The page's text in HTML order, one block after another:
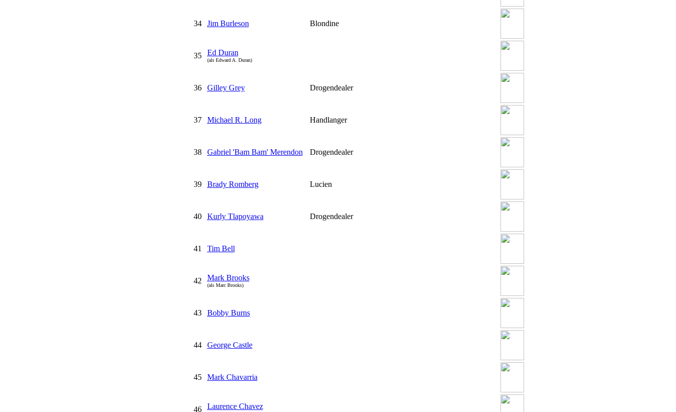
34 Jim Burleson Blondine
35 Ed Duran
(als Edward A. Duran)
36 Gilley Grey Drogendealer
37 Michael R. Long Handlanger
38 Gabriel 'Bam Bam' Merendon Drogendealer
39 Brady Romberg Lucien
40 Kurly Tlapoyawa Drogendealer
41 Tim Bell
42 Mark Brooks
(als Marc Brooks)
43 Bobby Burns
44 George Castle
45 Mark Chavarria
46 Laurence Chavez